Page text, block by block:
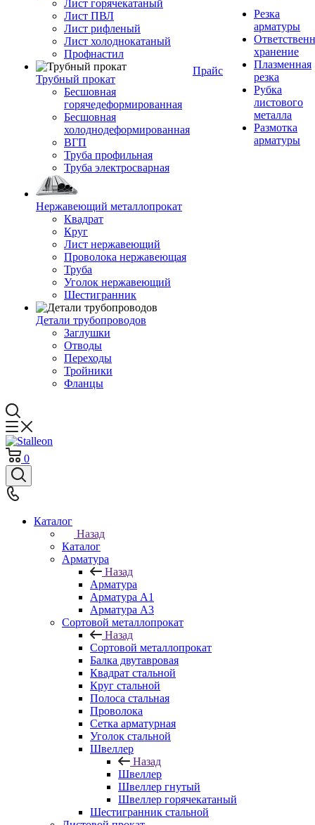
Лист горячекатаный
Лист ПВЛ
Лист рифленый
Лист холоднокатаный
Профнастил
Трубный прокат
Бесшовная
горячедеформированная
Бесшовная
холоднодеформированная
ВГП
Труба профильная
Труба электросварная
Нержавеющий металлопрокат
Квадрат
Круг
Лист нержавеющий
Проволока нержавеющая
Труба
Уголок нержавеющий
Шестигранник
Детали трубопроводов
Заглушки
Отводы
Переходы
Тройники
Фланцы
Прайс
Резка
арматуры
хранение
Плазменная
резка
Рубка
листового
металла
Размотка
арматуры
0
Каталог
Назад
Каталог
Арматура
Назад
Арматура
Арматура A1
Арматура А3
Сортовой металлопрокат
Назад
Сортовой металлопрокат
Балка двутавровая
Квадрат стальной
Круг стальной
Полоса стальная
Проволока
Сетка арматурная
Уголок стальной
Швеллер
Назад
Швеллер
Швеллер гнутый
Швеллер горячекатаный
Шестигранник стальной